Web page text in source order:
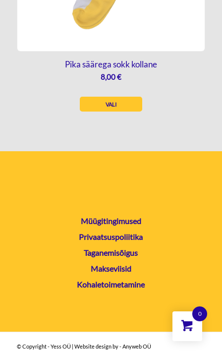
Pika säärega sokk kollane
8,00€
VALI
Müügitingimused
Privaatsuspoliitika
Taganemisõigus
Makseviisid
Kohaletoimetamine
© Copyright - Yess OÜ | Website design by - Anyweb OÜ
0